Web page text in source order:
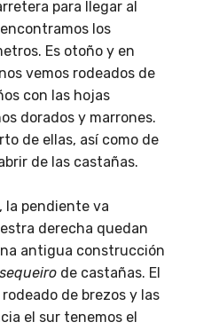
para llegar al
los
Es otoño y en
vemos rodeados de
con las hojas
dorados y marrones.
de ellas, así como de
de las castañas.
la pendiente va
derecha quedan
antigua construcción
sequeiro de castañas. El
de brezos y las
el sur tenemos el